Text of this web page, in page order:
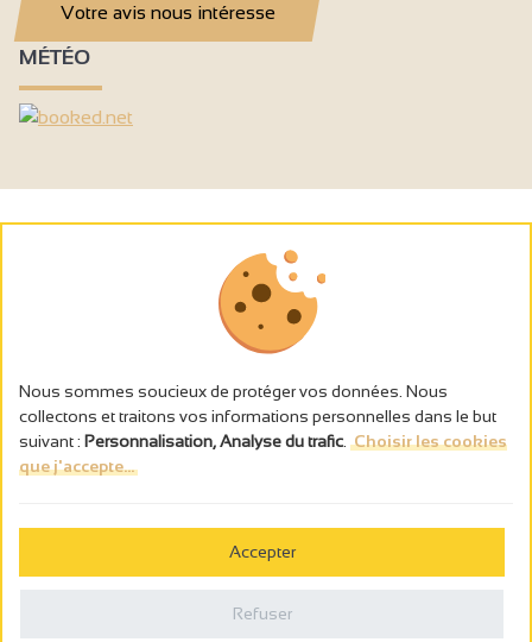
Votre avis nous intéresse
MÉTÉO
L’abus d’alcool est dangereux pour la santé, à consommer avec
Politique de confidentialité
Nous sommes soucieux de protéger vos données. Nous
collectons et traitons vos informations personnelles dans le but
suivant : Personnalisation, Analyse du trafic Choisir les cookies
que j'accepte...
Accepter
Refuser